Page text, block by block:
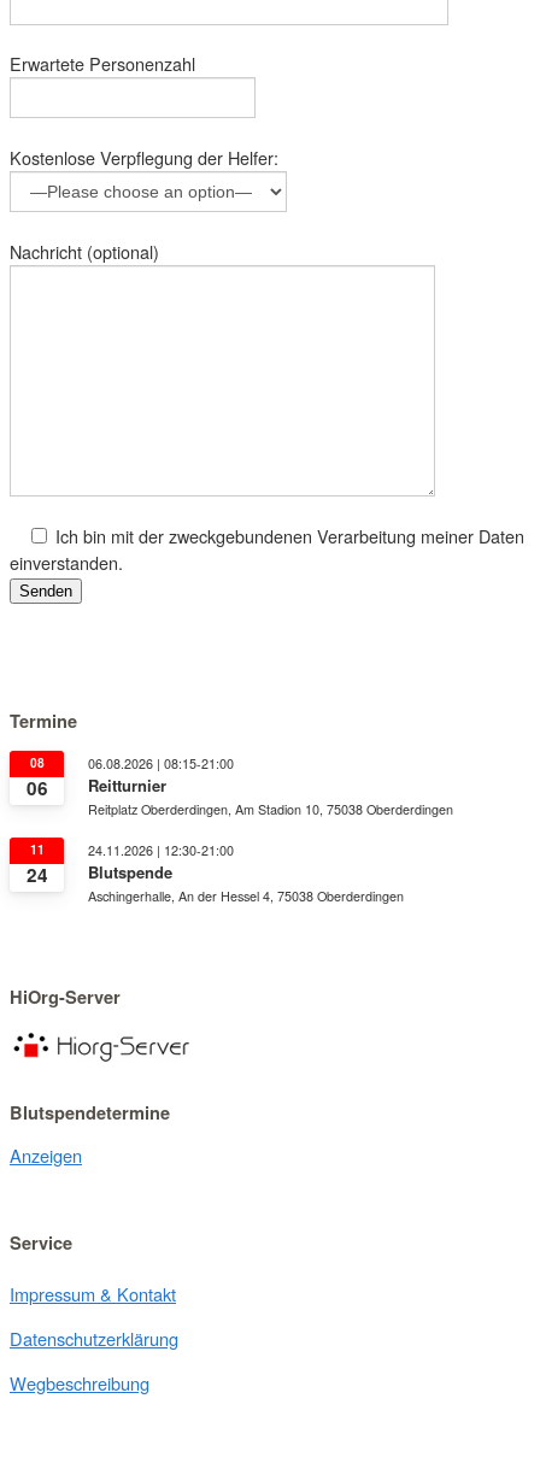
Erwartete Personenzahl
Kostenlose Verpflegung der Helfer:
Nachricht (optional)
Ich bin mit der zweckgebundenen Verarbeitung meiner Daten
einverstanden.
Termine
08
06
06.08.2026 | 08:15-21:00
Reitturnier
Reitplatz Oberderdingen, Am Stadion 10, 75038 Oberderdingen
11
24
24.11.2026 | 12:30-21:00
Blutspende
Aschingerhalle, An der Hessel 4, 75038 Oberderdingen
HiOrg-Server
Blutspendetermine
Anzeigen
Service
Impressum & Kontakt
Datenschutzerklärung
Wegbeschreibung